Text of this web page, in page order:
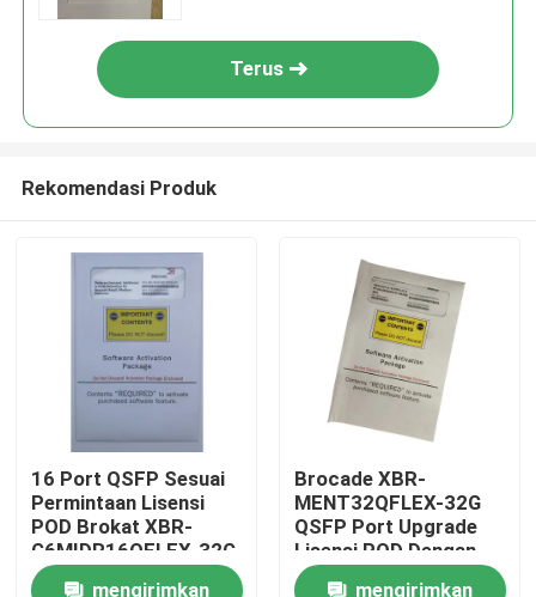
Rumah
Produk
Tentang kami
Terus
Rekomendasi Produk
16 Port QSFP Sesuai
Permintaan Lisensi
POD Brokat XBR-
G6MIDR16QFLEX-32G
mengirimkan
Brocade XBR-
MENT32QFLEX-32G
QSFP Port Upgrade
Lisensi POD Dengan
8x32G SWL QSFP
mengirimkan